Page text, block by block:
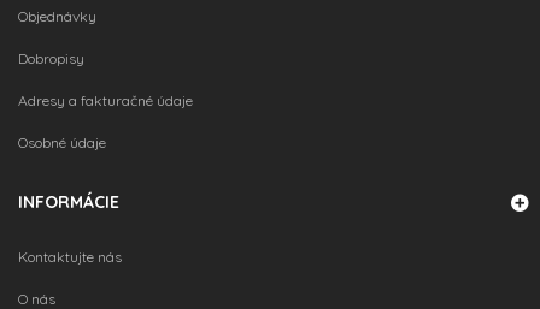
Objednávky
Dobropisy
Adresy a fakturačné údaje
Osobné údaje
INFORMÁCIE
Kontaktujte nás
O nás